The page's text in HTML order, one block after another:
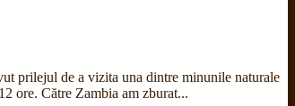
prilejul de a vizita una dintre minunile naturale
ore. Către Zambia am zburat...